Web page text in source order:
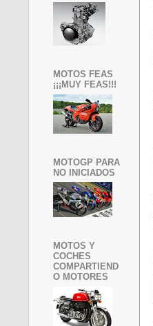
MOTOS FEAS
¡¡¡MUY FEAS!!!
MOTOGP PARA
NO INICIADOS
MOTOS Y
COCHES
COMPARTIEND
O MOTORES